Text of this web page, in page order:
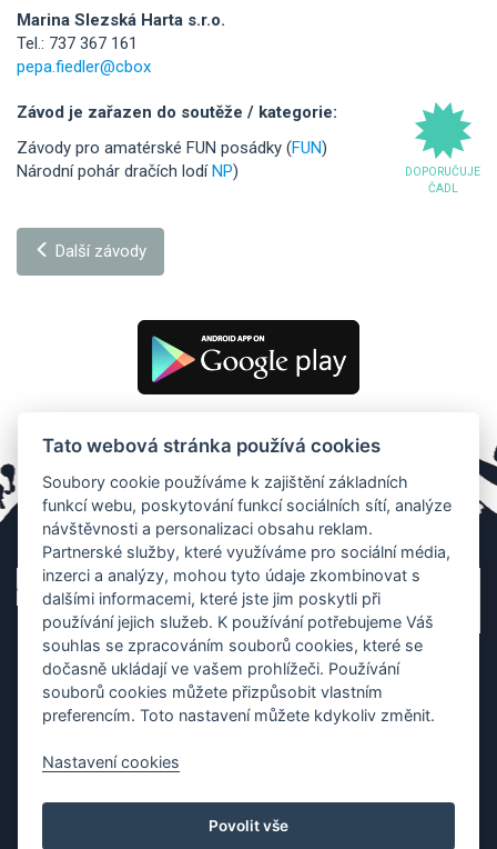
Marina Slezská Harta s.r.o.
Tel.: 737 367 161
pepa.fiedler@cbox
DOPORUČUJE
ČADL
Závod je zařazen do soutěže / kategorie:
Závody pro amatérské FUN posádky (FUN)
Národní pohár dračích lodíNP)
Další závody
Tato webová stránka používá cookies
Soubory cookie používáme k zajištění základních
funkcí webu, poskytování funkcí sociálních sítí, analýze
návštěvnosti a personalizaci obsahu reklam.
Partnerské služby, které využíváme pro sociální média,
inzerci a analýzy, mohou tyto údaje zkombinovat s
dalšími informacemi, které jste jim poskytli při
používání jejich služeb. K používání potřebujeme Váš
souhlas se zpracováním souborů cookies, které se
dočasně ukládají ve vašem prohlížeči. Používání
souborů cookies můžete přizpůsobit vlastním
preferencím. Toto nastavení můžete kdykoliv změnit.
Nastavení cookies
Povolit vše